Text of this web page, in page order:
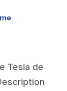
Tesla de